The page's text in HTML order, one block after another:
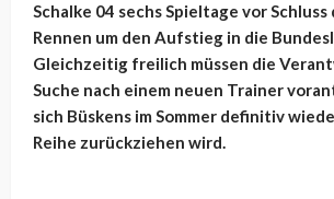
Schalke 04 sechs Spieltage vor Schluss
Rennen um den Aufstieg in die
Gleichzeitig freilich müssen die
Suche nach einem neuen Trainer
sich Büskens im Sommer definitiv
Reihe zurückziehen wird.